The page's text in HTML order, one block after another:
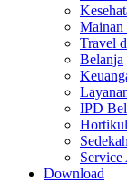
Mainan
Travel
Belanja
IPD
Service
Download